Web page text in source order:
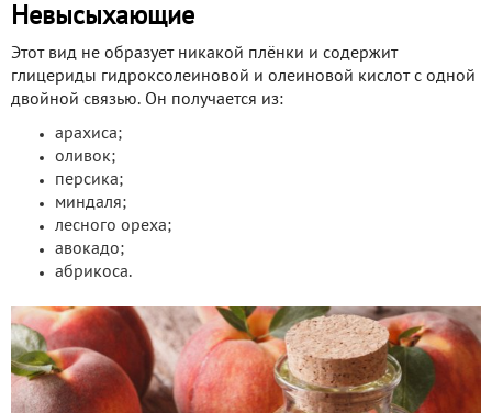
Невысыхающие
Этот вид не образует никакой плёнки и содержит
глицериды гидроксолеиновой и олеиновой кислот с одной
двойной связью. Он получается из:
арахиса;
оливок;
персика;
миндаля;
лесного ореха;
авокадо;
абрикоса.